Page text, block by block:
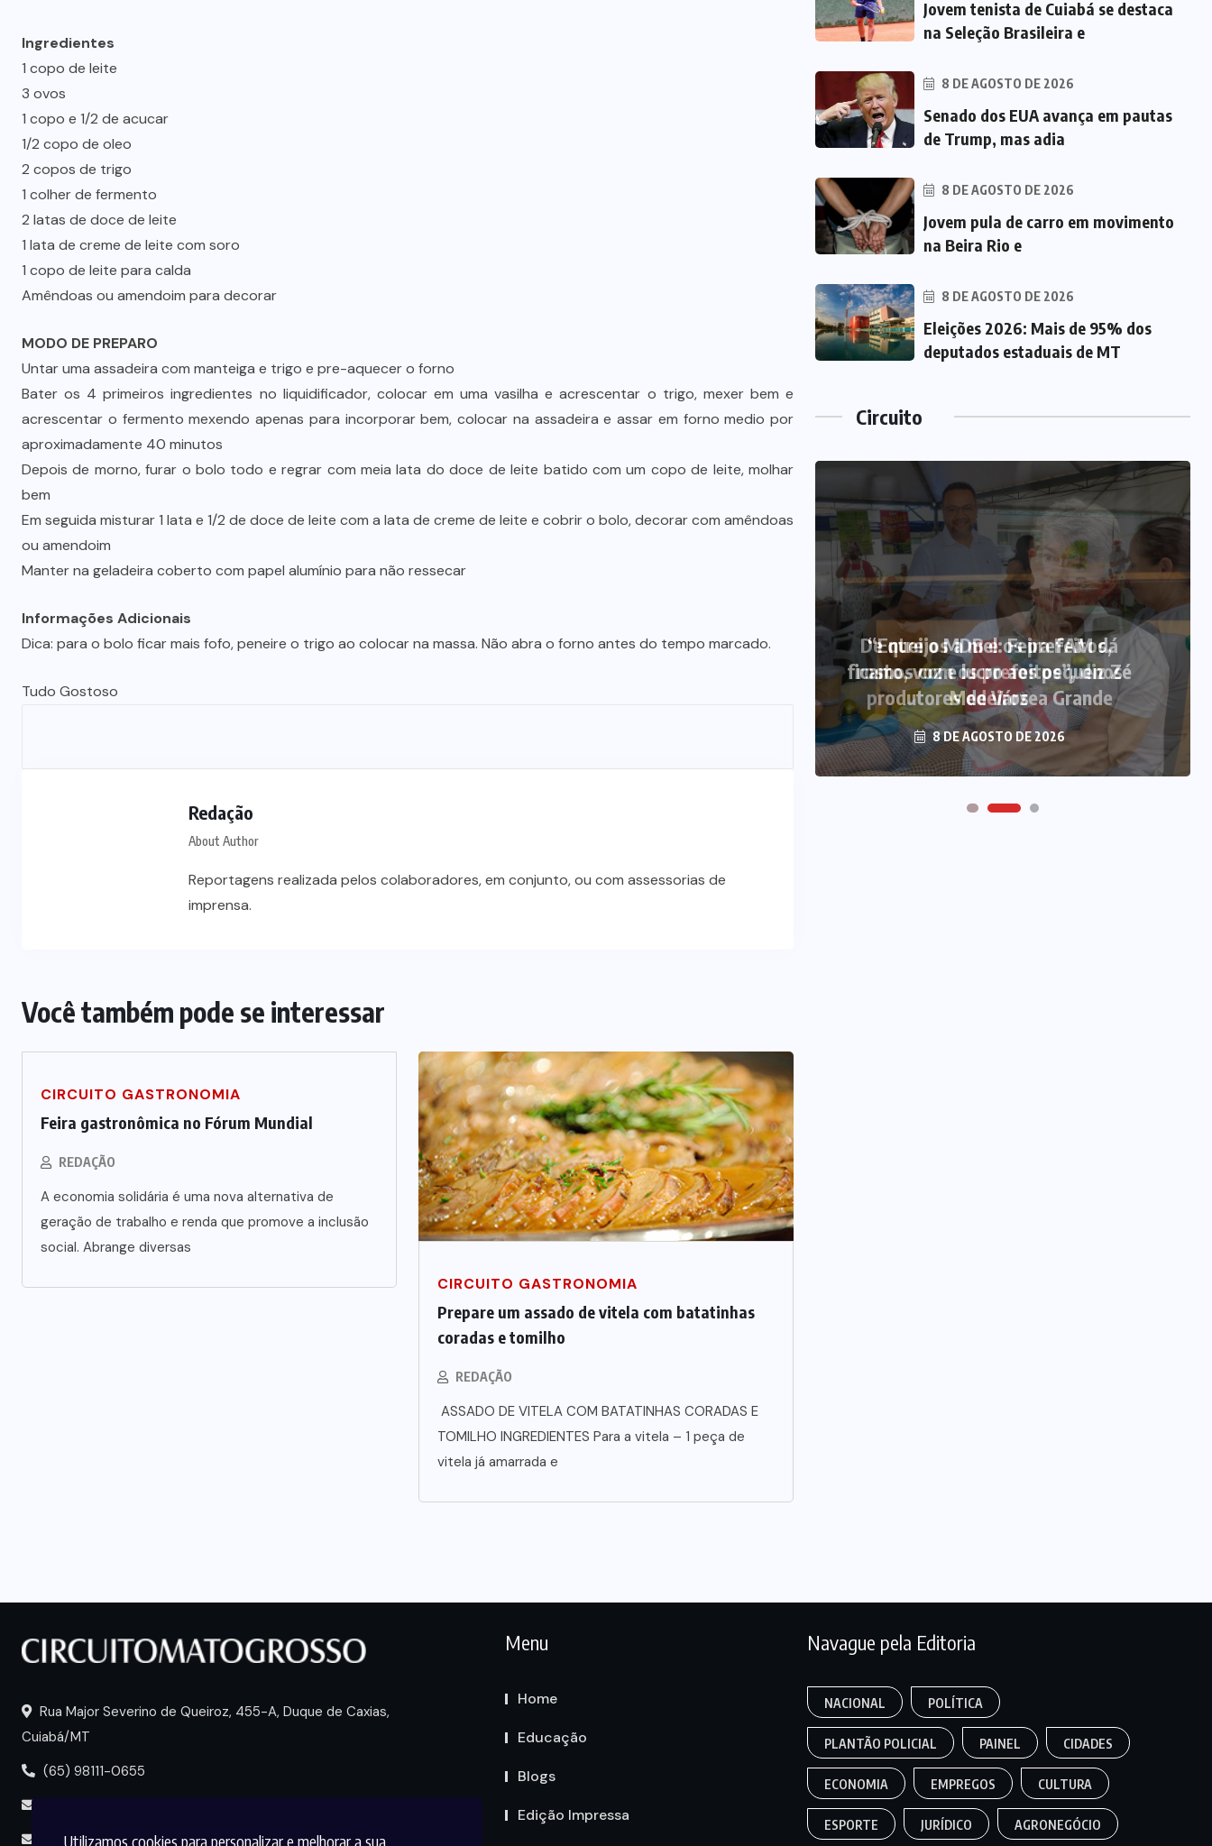
Utilizamos cookies para personalizar e melhorar a sua
Ingredientes
1 copo de leite
3 ovos
1 copo e 1/2 de acucar
1/2 copo de oleo
2 copos de trigo
1 colher de fermento
2 latas de doce de leite
1 lata de creme de leite com soro
1 copo de leite para calda
Amêndoas ou amendoim para decorar
MODO DE PREPARO
Untar uma assadeira com manteiga e trigo e pre-aquecer o forno
Bater os 4 primeiros ingredientes no liquidificador, colocar em uma vasilha e acrescentar o trigo, mexer bem e
acrescentar o fermento mexendo apenas para incorporar bem, colocar na assadeira e assar em forno medio por
aproximadamente 40 minutos
Depois de morno, furar o bolo todo e regrar com meia lata do doce de leite batido com um copo de leite, molhar
bem
Em seguida misturar 1 lata e 1/2 de doce de leite com a lata de creme de leite e cobrir o bolo, decorar com amêndoas
ou amendoim
Manter na geladeira coberto com papel alumínio para não ressecar
Informações Adicionais
Dica: para o bolo ficar mais fofo, peneire o trigo ao colocar na massa. Não abra o forno antes do tempo marcado.
Tudo Gostoso
Redação
About Author
Reportagens realizada pelos colaboradores, em conjunto, ou com assessorias de
imprensa.
Você também pode se interessar
CIRCUITO GASTRONOMIA
Feira gastronômica no Fórum Mundial
REDAÇÃO
A economia solidária é uma nova alternativa de
geração de trabalho e renda que promove a inclusão
social. Abrange diversas
CIRCUITO GASTRONOMIA
Prepare um assado de vitela com batatinhas
coradas e tomilho
REDAÇÃO
ASSADO DE VITELA COM BATATINHAS CORADAS E
TOMILHO INGREDIENTES Para a vitela – 1 peça de
vitela já amarrada e
Jovem tenista de Cuiabá se destaca
na Seleção Brasileira e
8 DE AGOSTO DE 2026
Senado dos EUA avança em pautas
de Trump, mas adia
8 DE AGOSTO DE 2026
Jovem pula de carro em movimento
na Beira Rio e
8 DE AGOSTO DE 2026
Eleições 2026: Mais de 95% dos
deputados estaduais de MT
Circuito
Dia dos Pais impulsiona varejo e
De queijos a mel: Feira FAM dá
“Entre o MDB e os prefeitos,
ficamos com os prefeitos”, diz Zé
Medeiros
8 DE AGOSTO DE 2026
Rua Major Severino de Queiroz, 455-A, Duque de Caxias,
Cuiabá/MT
(65) 98111-0655
midia@circuitomt.com.br
Menu
Home
Educação
Blogs
Edição Impressa
Navague pela Editoria
NACIONAL POLÍTICA
PLANTÃO POLICIAL PAINEL CIDADES
ECONOMIA EMPREGOS CULTURA
ESPORTE JURÍDICO AGRONEGÓCIO